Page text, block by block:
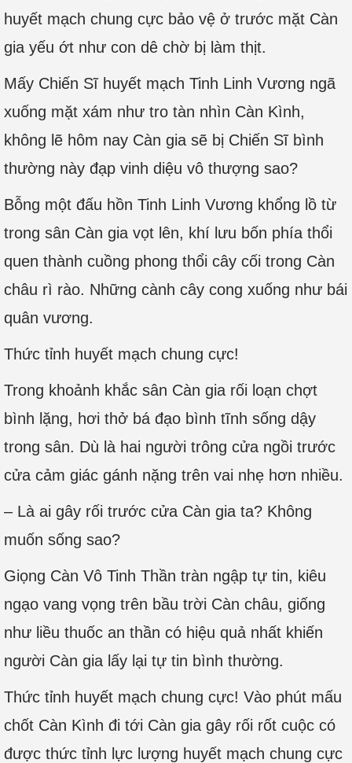
huyết mạch chung cực bảo vệ ở trước mặt Càn
gia yếu ớt như con dê chờ bị làm thịt.
Mấy Chiến Sĩ huyết mạch Tinh Linh Vương ngã
xuống mặt xám như tro tàn nhìn Càn Kình,
không lẽ hôm nay Càn gia sẽ bị Chiến Sĩ bình
thường này đạp vinh diệu vô thượng sao?
Bỗng một đấu hồn Tinh Linh Vương khổng lồ từ
trong sân Càn gia vọt lên, khí lưu bốn phía thổi
quen thành cuồng phong thổi cây cối trong Càn
châu rì rào. Những cành cây cong xuống như bái
quân vương.
Thức tỉnh huyết mạch chung cực!
Trong khoảnh khắc sân Càn gia rối loạn chợt
bình lặng, hơi thở bá đạo bình tĩnh sống dậy
trong sân. Dù là hai người trông cửa ngồi trước
cửa cảm giác gánh nặng trên vai nhẹ hơn nhiều.
– Là ai gây rối trước cửa Càn gia ta? Không
muốn sống sao?
Giọng Càn Vô Tinh Thần tràn ngập tự tin, kiêu
ngạo vang vọng trên bầu trời Càn châu, giống
như liều thuốc an thần có hiệu quả nhất khiến
người Càn gia lấy lại tự tin bình thường.
Thức tỉnh huyết mạch chung cực! Vào phút mấu
chốt Càn Kình đi tới Càn gia gây rối rốt cuộc có
được thức tỉnh lực lượng huyết mạch chung cực